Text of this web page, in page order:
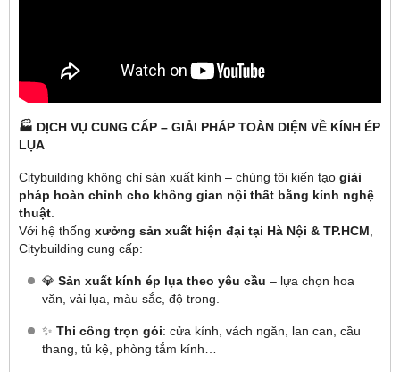
🏭 DỊCH VỤ CUNG CẤP – GIẢI PHÁP TOÀN DIỆN VỀ KÍNH ÉP
LỤA
Citybuilding không chỉ sản xuất kính – chúng tôi kiến tạo giải
pháp hoàn chỉnh cho không gian nội thất bằng kính nghệ
thuật
Với hệ thống xưởng sản xuất hiện đại tại Hà Nội & TP.HCM
Citybuilding cung cấp:
💎 Sản xuất kính ép lụa theo yêu cầu – lựa chọn hoa
văn, vải lụa, màu sắc, độ trong.
✨ Thi công trọn gói: cửa kính, vách ngăn, lan can, cầu
thang, tủ kệ, phòng tắm kính…